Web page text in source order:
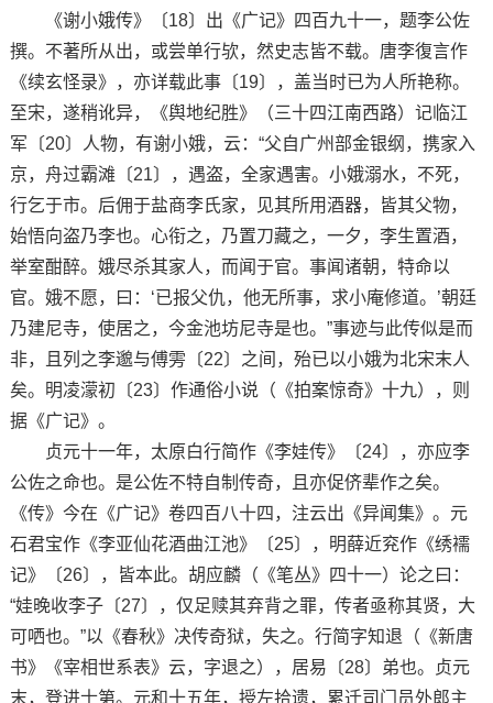
《谢小娥传》〔18〕出《广记》四百九十一，题李公佐
撰。不著所从出，或尝单行欤，然史志皆不载。唐李復言作
《续玄怪录》，亦详载此事〔19〕，盖当时已为人所艳称。
至宋，遂稍讹异，《舆地纪胜》（三十四江南西路）记临江
军〔20〕人物，有谢小娥，云：“父自广州部金银纲，携家入
京，舟过霸滩〔21〕，遇盗，全家遇害。小娥溺水，不死，
行乞于市。后佣于盐商李氏家，见其所用酒器，皆其父物，
始悟向盗乃李也。心衔之，乃置刀藏之，一夕，李生置酒，
举室酣醉。娥尽杀其家人，而闻于官。事闻诸朝，特命以
官。娥不愿，曰：‘已报父仇，他无所事，求小庵修道。’朝廷
乃建尼寺，使居之，今金池坊尼寺是也。”事迹与此传似是而
非，且列之李邈与傅雱〔22〕之间，殆已以小娥为北宋末人
矣。明凌濛初〔23〕作通俗小说（《拍案惊奇》十九），则
据《广记》。
贞元十一年，太原白行简作《李娃传》〔24〕，亦应李
公佐之命也。是公佐不特自制传奇，且亦促侪辈作之矣。
《传》今在《广记》卷四百八十四，注云出《异闻集》。元
石君宝作《李亚仙花酒曲江池》〔25〕，明薛近兖作《绣襦
记》〔26〕，皆本此。胡应麟（《笔丛》四十一）论之曰：
“娃晚收李子〔27〕，仅足赎其弃背之罪，传者亟称其贤，大
可哂也。”以《春秋》决传奇狱，失之。行简字知退（《新唐
书》《宰相世系表》云，字退之），居易〔28〕弟也。贞元
末，登进士第。元和十五年，授左拾遗，累迁司门员外郎主